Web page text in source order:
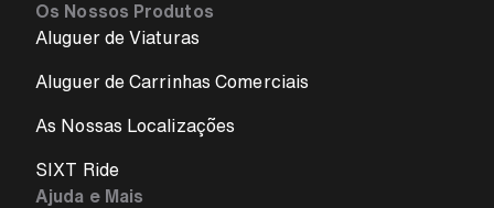
Os Nossos Produtos
Aluguer de Viaturas
Aluguer de Carrinhas Comerciais
As Nossas Localizações
SIXT Ride
Ajuda e Mais